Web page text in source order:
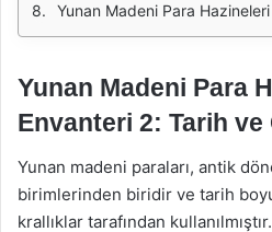
Yunan Madeni Para Hazineleri Envanteri 2, antik Yunan'ın kültürel, sosyal ve ekonomik tarihine dair önemli bilgiler sunan bir kaynaktır. Hem akademik
Yunan Madeni Para
Envanteri 2: Tarih ve
Yunan madeni paraları, antik
birimlerinden biridir ve tarih
krallıklar tarafından